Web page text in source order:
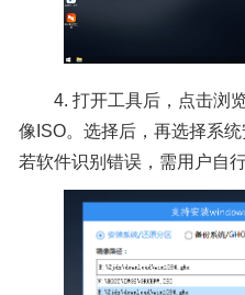
4. 打开工具后，点击浏览
像ISO。选择后，再选择系
若软件识别错误，需用户自行